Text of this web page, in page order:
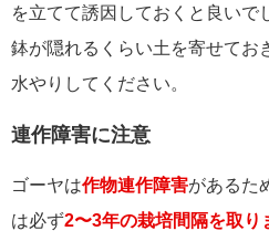
を立てて誘因しておくと良いで
鉢が隠れるくらい土を寄せてお
水やりしてください。
連作障害に注意
ゴーヤは作物連作障害があるた
は必ず2〜3年の栽培間隔を取り